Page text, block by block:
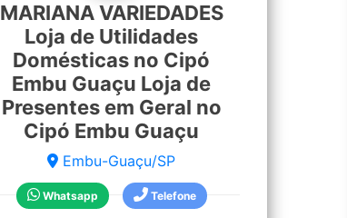
MARIANA VARIEDADES
Loja de Utilidades
Domésticas no Cipó
Embu Guaçu Loja de
Presentes em Geral no
Cipó Embu Guaçu
Embu-Guaçu/SP
Whatsapp Telefone